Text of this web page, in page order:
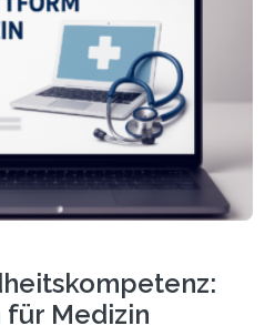
an das Sprachmodell
Die Künstliche Intelligenz
des Körpers
keinen bewussten
Medizin